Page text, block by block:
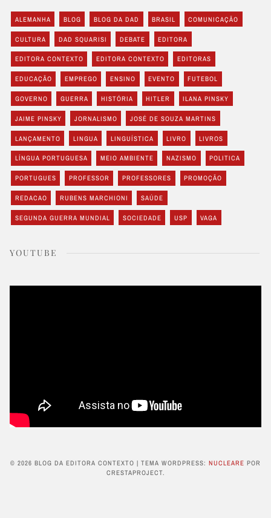
ALEMANHA BLOG BLOG DA DAD BRASIL COMUNICAÇÃO
CULTURA DAD SQUARISI DEBATE EDITORA
EDITORA CONTEXTO EDITORA CONTEXTO EDITORAS
EDUCAÇÃO EMPREGO ENSINO EVENTO FUTEBOL
GOVERNO GUERRA HISTÓRIA HITLER ILANA PINSKY
JAIME PINSKY JORNALISMO JOSÉ DE SOUZA MARTINS
LANÇAMENTO LINGUA LINGUÍSTICA LIVRO LIVROS
LÍNGUA PORTUGUESA MEIO AMBIENTE NAZISMO POLITICA
PORTUGUES PROFESSOR PROFESSORES PROMOÇÃO
REDACAO RUBENS MARCHIONI SAÚDE
SEGUNDA GUERRA MUNDIAL SOCIEDADE USP VAGA
YOUTUBE
© 2026 BLOG DA EDITORA CONTEXTO | TEMA WORDPRESS: NUCLEARE POR
CRESTAPROJECT.